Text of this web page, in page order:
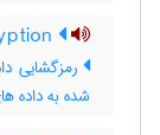
رمزگشایی
شده به داده